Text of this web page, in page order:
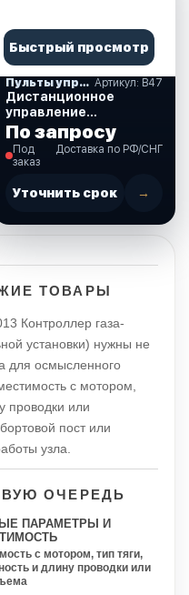
Быстрый просмотр
Пульты управления газ-реверс, аксессуары Артикул: В47
Дистанционное
управление
универсальное белое
(В47)
По запросу
Под
заказ
Доставка по РФ/СНГ
Уточнить срок →
ТОВАРЫ
Контроллер газа-
установки) нужны не
для осмысленного
с мотором,
проводки или
пост или
узла.
ОЧЕРЕДЬ
ПАРАМЕТРЫ И
с мотором, тип тяги,
и длину проводки или